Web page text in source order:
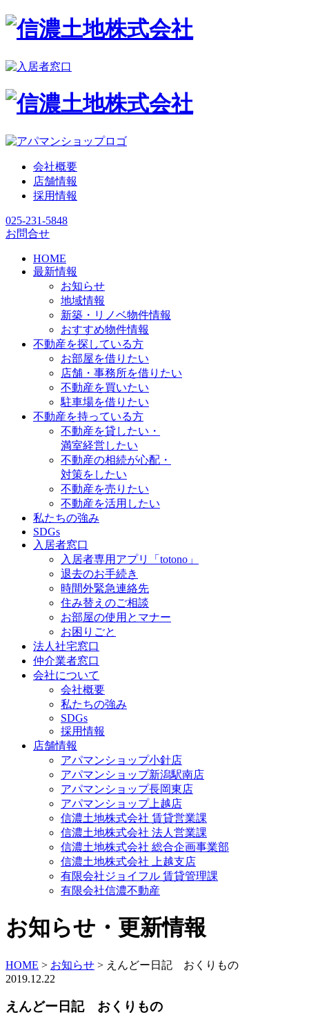
会社概要
店舗情報
採用情報
025-231-5848
お問合せ
HOME
最新情報
お知らせ
地域情報
新築・リノベ物件情報
おすすめ物件情報
不動産を探している方
お部屋を借りたい
店舗・事務所を借りたい
不動産を買いたい
駐車場を借りたい
不動産を持っている方
不動産を貸したい・
満室経営したい
不動産の相続が心配・
対策をしたい
不動産を売りたい
不動産を活用したい
私たちの強み
SDGs
入居者窓口
入居者専用アプリ「totono」
退去のお手続き
時間外緊急連絡先
住み替えのご相談
お部屋の使用とマナー
お困りごと
法人社宅窓口
仲介業者窓口
会社について
会社概要
私たちの強み
SDGs
採用情報
店舗情報
アパマンショップ小針店
アパマンショップ新潟駅南店
アパマンショップ長岡東店
アパマンショップ上越店
信濃土地株式会社 賃貸営業課
信濃土地株式会社 法人営業課
信濃土地株式会社 総合企画事業部
信濃土地株式会社 上越支店
有限会社ジョイフル 賃貸管理課
有限会社信濃不動産
お知らせ・更新情報
HOME > お知らせ > えんどー日記 おくりもの
2019.12.22
えんどー日記 おくりもの